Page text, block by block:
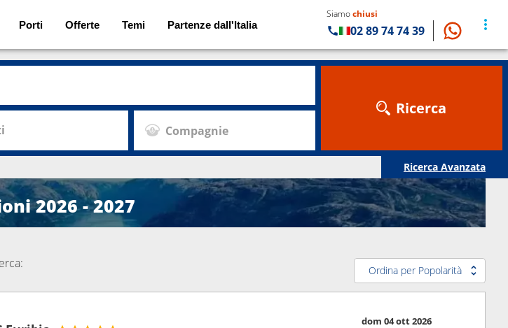
Porti Offerte Temi Partenze dall'Italia
Siamochiusi
02 89 74 74 39
Compagnie
Ricerca
Ricerca Avanzata
2026 - 2027
Ordina per Popolarità
dom 04 ott 2026